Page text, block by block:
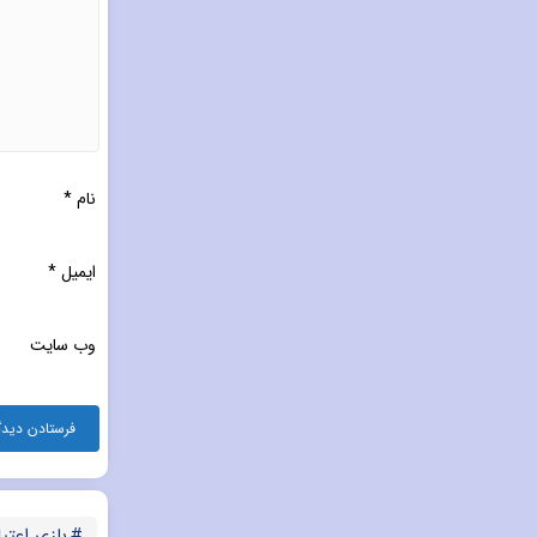
نام*
ایمیل*
وب‌ سایت